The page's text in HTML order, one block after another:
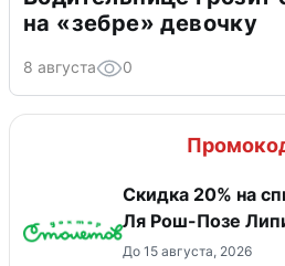
на «зебре» девочку
8 августа 0
Скидка 20% на
Ля Рош-Позе
До 15 августа, 2026